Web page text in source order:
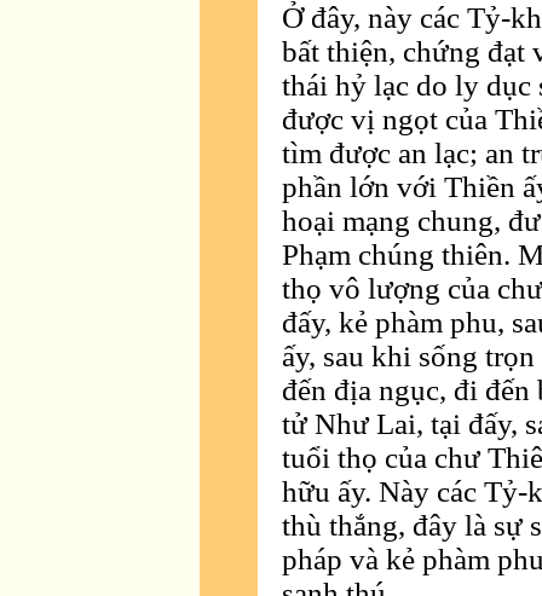
Ở đây, này các Tỷ-
bất thiện, chứng đạt
thái hỷ lạc do ly dục
được vị ngọt của
tìm được an lạc; an
phần lớn với Thiền
hoại mạng chung,
Phạm chúng thiên.
thọ vô lượng của
đấy, kẻ phàm phu,
ấy, sau khi sống
đến địa ngục, đi đến
tử Như Lai, tại đấy,
tuổi thọ của chư
hữu ấy. Này các Tỷ-
thù thắng, đây là sự
pháp và kẻ phàm